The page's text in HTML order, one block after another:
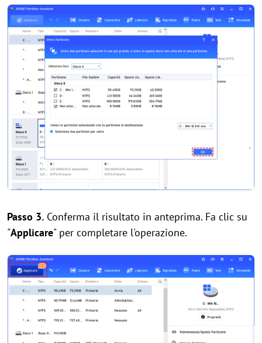
Passo 3. Conferma il risultato in anteprima. Fa clic su
"Applicare" per completare l'operazione.